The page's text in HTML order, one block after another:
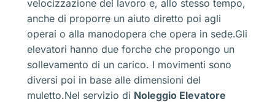
velocizzazione del lavoro e, allo stesso tempo,
anche di proporre un aiuto diretto poi agli
operai o alla manodopera che opera in sede.Gli
elevatori hanno due forche che propongo un
sollevamento di un carico. I movimenti sono
diversi poi in base alle dimensioni del
muletto.Nel servizio di Noleggio Elevatore